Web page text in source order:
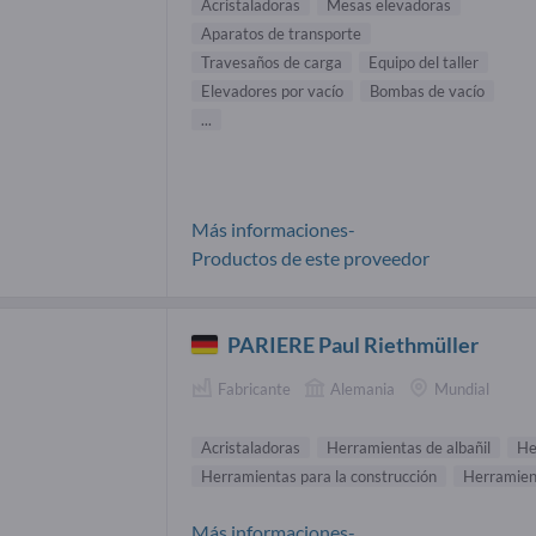
Acristaladoras
Mesas elevadoras
Aparatos de transporte
Travesaños de carga
Equipo del taller
Elevadores por vacío
Bombas de vacío
...
Más informaciones-
Productos de este proveedor
PARIERE Paul Riethmüller
Fabricante Alemania Mundial
Acristaladoras Herramientas de albañil
Herramientas para la construcción